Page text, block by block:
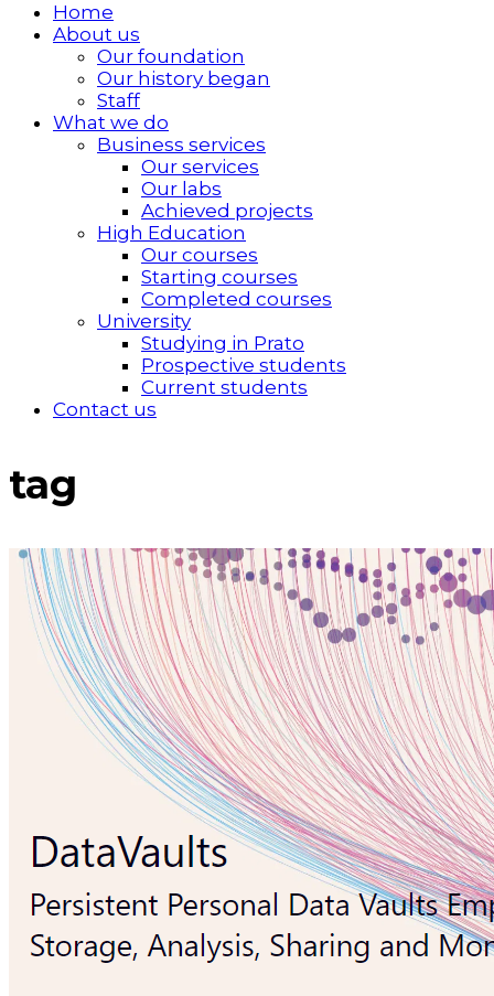
Home
About us
Our foundation
Our history began
Staff
What we do
Business services
Our services
Our labs
Achieved projects
High Education
Our courses
Starting courses
Completed courses
University
Studying in Prato
Prospective students
Current students
Contact us
tag